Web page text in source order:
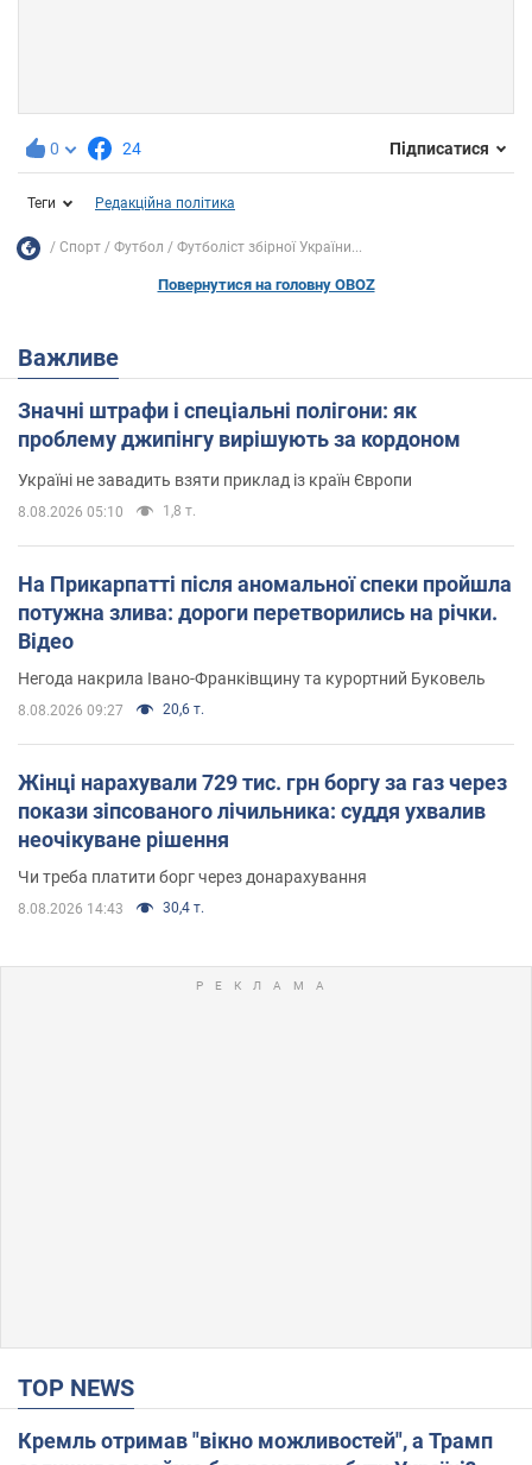
0 24 Підписатися
Теги Редакційна політика
Спорт Футбол Футболіст збірної України...
Повернутися на головну OBOZ
Важливе
Значні штрафи і спеціальні полігони: як
проблему джипінгу вирішують за кордоном
Україні не завадить взяти приклад із країн Європи
8.08.2026 05:10 1,8 т.
На Прикарпатті після аномальної спеки пройшла
потужна злива: дороги перетворились на річки.
Відео
Негода накрила Івано-Франківщину та курортний Буковель
8.08.2026 09:27 20,6 т.
Жінці нарахували 729 тис. грн боргу за газ через
покази зіпсованого лічильника: суддя ухвалив
неочікуване рішення
Чи треба платити борг через донарахування
8.08.2026 14:43 30,4 т.
TOP NEWS
Кремль отримав "вікно можливостей", а Трамп